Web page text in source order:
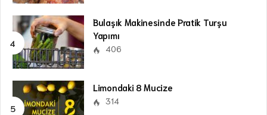
Bulaşık Makinesinde Pratik Turşu
Yapımı
406
Limondaki 8 Mucize
314